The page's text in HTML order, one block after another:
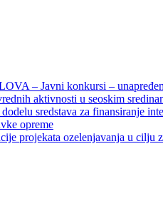
– Javni konkursi –
aktivnosti u seoskim
sredstava za finansiranje
opreme
ozelenjavanja u cilju